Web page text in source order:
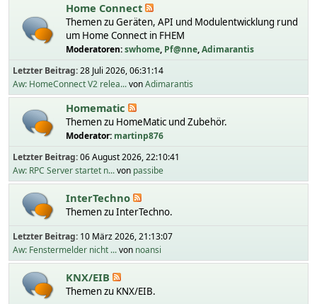
Home Connect
Themen zu Geräten, API und Modulentwicklung rund
um Home Connect in FHEM
Moderatoren:swhome, Pf@nne,Adimarantis
Letzter Beitrag:28 Juli 2026, 06:31:14
Aw: HomeConnect V2 relea...vonAdimarantis
Homematic
Themen zu HomeMatic und Zubehör.
Moderator: martinp876
Letzter Beitrag:06 August 2026, 22:10:41
Aw: RPC Server startet n...von passibe
InterTechno
Themen zu InterTechno.
Letzter Beitrag: 10 März 2026, 21:13:07
Aw: Fenstermelder nicht ...von noansi
KNX/EIB
Themen zu KNX/EIB.